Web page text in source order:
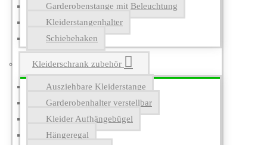
Garderobenstange mit Beleuchtung
Kleiderstangenhalter
Schiebehaken
Kleiderschrank zubehör
Ausziehbare Kleiderstange
Garderobenhalter verstellbar
Kleider Aufhängebügel
Hängeregal